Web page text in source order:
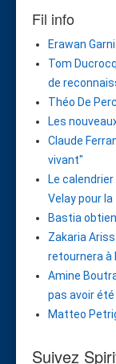
Fil info
Erawan
Tom
de
Théo De
Les
Claude
vivant"
Le
Velay pour
Bastia
Zakaria
retournera à
Amine
pas avoir
Matteo
Suivez